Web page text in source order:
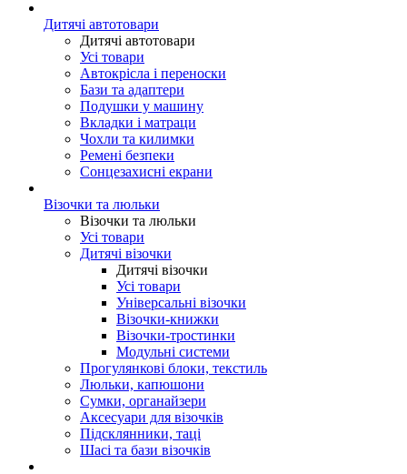
Дитячі автотовари
Дитячі автотовари
Усі товари
Автокрісла і переноски
Бази та адаптери
Подушки у машину
Вкладки і матраци
Чохли та килимки
Ремені безпеки
Сонцезахисні екрани
Візочки та люльки
Візочки та люльки
Усі товари
Дитячі візочки
Дитячі візочки
Усі товари
Універсальні візочки
Візочки-книжки
Візочки-тростинки
Модульні системи
Прогулянкові блоки, текстиль
Люльки, капюшони
Сумки, органайзери
Аксесуари для візочків
Підсклянники, таці
Шасі та бази візочків